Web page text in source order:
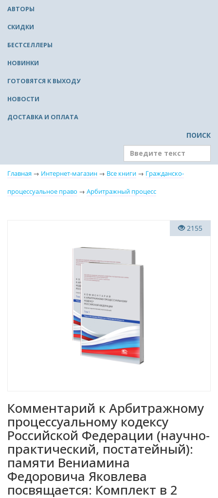
АВТОРЫ
СКИДКИ
БЕСТСЕЛЛЕРЫ
НОВИНКИ
ГОТОВЯТСЯ К ВЫХОДУ
НОВОСТИ
ДОСТАВКА И ОПЛАТА
ПОИСК
Главная → Интернет-магазин → Все книги → Гражданско-
процессуальное право → Арбитражный процесс
2155
Комментарий к Арбитражному
процессуальному кодексу
Российской Федерации (научно-
практический, постатейный):
памяти Вениамина
Федоровича Яковлева
посвящается: Комплект в 2